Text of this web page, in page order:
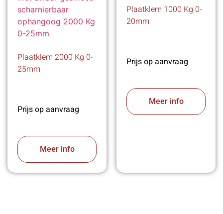
Plaatklem 2000 Kg 0-
25mm
Prijs op aanvraag
Meer info
Plaatklem 1000 Kg 0-
20mm
Prijs op aanvraag
Meer info